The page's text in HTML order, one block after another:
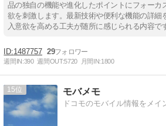
品の独自の機能や進化したポイントにフォーカ
欲を刺激します。最新技術や便利な機能の詳細
入意欲を高める工夫が随所に感じられる内容で
1487757 29
週間IN:390 週間OUT:5720 月間IN:1800
15 モバメモ
ドコモのモバイル情報をメイ